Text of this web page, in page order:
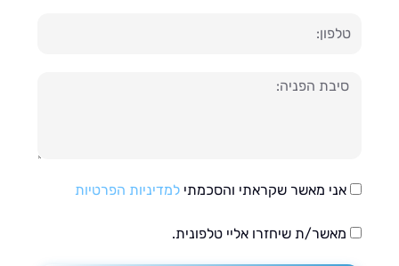
אני מאשר שקראתי והסכמתילמדיניות הפרטיות
מאשר/ת שיחזרו אליי טלפונית.